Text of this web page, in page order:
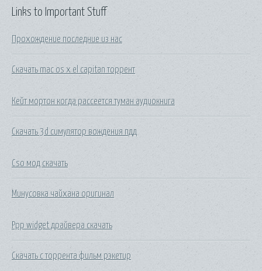
Links to Important Stuff
Прохождение последние из нас
Скачать mac os x el capitan торрент
Кейт мортон когда рассеется туман аудиокнига
Скачать 3d симулятор вождения пдд
Cso мод скачать
Минусовка чайхана оригинал
Ppp widget драйвера скачать
Скачать с торрента фильм рэкетир